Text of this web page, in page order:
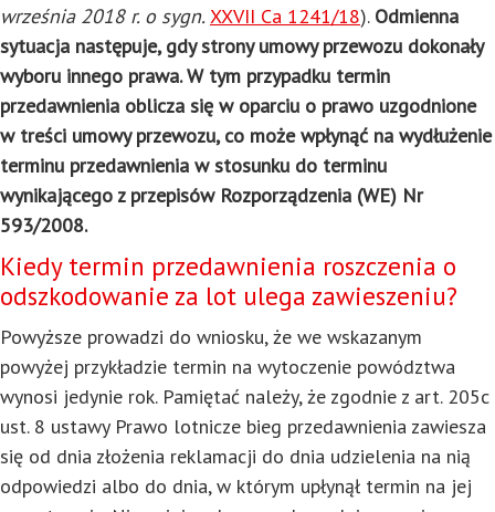
września 2018 r. o sygn. XXVII Ca 1241/18). Odmienna
sytuacja następuje, gdy strony umowy przewozu dokonały
wyboru innego prawa. W tym przypadku termin
przedawnienia oblicza się w oparciu o prawo uzgodnione
w treści umowy przewozu, co może wpłynąć na wydłużenie
terminu przedawnienia w stosunku do terminu
wynikającego z przepisów Rozporządzenia (WE) Nr
593/2008.
Kiedy termin przedawnienia roszczenia o
odszkodowanie za lot ulega zawieszeniu?
Powyższe prowadzi do wniosku, że we wskazanym
powyżej przykładzie termin na wytoczenie powództwa
wynosi jedynie rok. Pamiętać należy, że zgodnie z art. 205c
ust. 8 ustawy Prawo lotnicze bieg przedawnienia zawiesza
się od dnia złożenia reklamacji do dnia udzielenia na nią
odpowiedzi albo do dnia, w którym upłynął termin na jej